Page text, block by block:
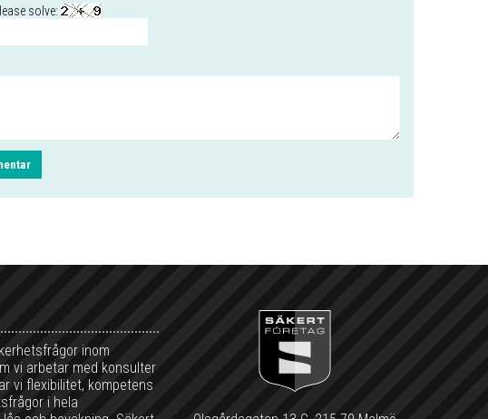
solve:
inom
vi arbetar med konsulter
vi flexibilitet, kompetens
i hela